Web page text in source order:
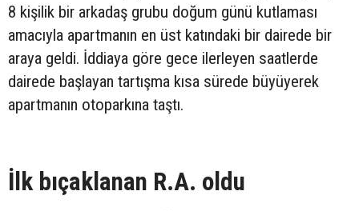
8 kişilik bir arkadaş grubu doğum günü kutlaması
amacıyla apartmanın en üst katındaki bir dairede bir
araya geldi. İddiaya göre gece ilerleyen saatlerde
dairede başlayan tartışma kısa sürede büyüyerek
apartmanın otoparkına taştı.
İlk bıçaklanan R.A. oldu